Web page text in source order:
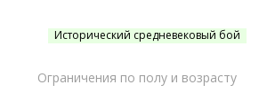
Исторический средневековый бой
Ограничения по полу и возрасту